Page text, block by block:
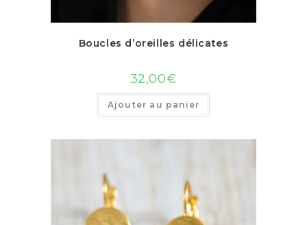
Boucles d’oreilles délicates
32,00€
Ajouter au panier